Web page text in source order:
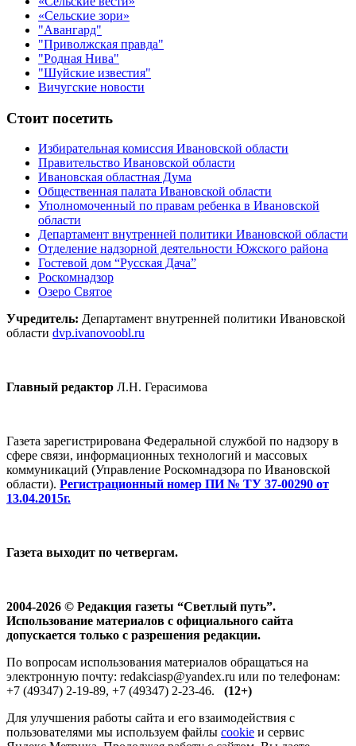
«Сельские зори»
"Авангард"
"Приволжская правда"
"Родная Нива"
"Шуйские известия"
Вичугские новости
Стоит посетить
Избирательная комиссия Ивановской области
Правительство Ивановской области
Ивановская областная Дума
Общественная палата Ивановской области
Уполномоченный по правам ребенка в Ивановской
области
Департамент внутренней политики Ивановской области
Отделение надзорной деятельности Южского района
Гостевой дом “Русская Дача”
Роскомнадзор
Озеро Святое
Учредитель: Департамент внутренней политики Ивановской
области dvp.ivanovoobl.ru
Главный редактор Л.Н. Герасимова
Газета зарегистрирована Федеральной службой по надзору в
сфере связи, информационных технологий и массовых
коммуникаций (Управление Роскомнадзора по Ивановской
области). Регистрационный номер ПИ № ТУ 37-00290 от
13.04.2015г.
Газета выходит по четвергам.
2004-2026 © Редакция газеты “Светлый путь”.
Использование материалов с официального сайта
допускается только с разрешения редакции.
По вопросам использования материалов обращаться на
электронную почту: redakciasp@yandex.ru или по телефонам:
+7 (49347) 2-19-89, +7 (49347) 2-23-46. (12+)
Для улучшения работы сайта и его взаимодействия с
пользователями мы используем файлы cookie и сервис